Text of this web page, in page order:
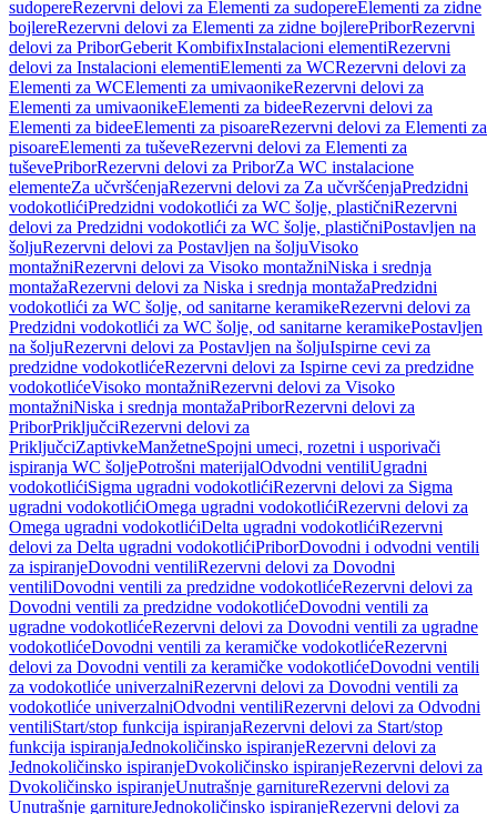
sudopereRezervni delovi za Elementi za sudopereElementi za zidne
bojlereRezervni delovi za Elementi za zidne bojlerePriborRezervni
delovi za PriborGeberit KombifixInstalacioni elementiRezervni
delovi za Instalacioni elementiElementi za WCRezervni delovi za
Elementi za WCElementi za umivaonikeRezervni delovi za
Elementi za umivaonikeElementi za bideeRezervni delovi za
Elementi za bideeElementi za pisoareRezervni delovi za Elementi za
pisoareElementi za tuševeRezervni delovi za Elementi za
tuševePriborRezervni delovi za PriborZa WC instalacione
elementeZa učvršćenjaRezervni delovi za Za učvršćenjaPredzidni
vodokotlićiPredzidni vodokotlići za WC šolje, plastičniRezervni
delovi za Predzidni vodokotlići za WC šolje, plastičniPostavljen na
šoljuRezervni delovi za Postavljen na šoljuVisoko
montažniRezervni delovi za Visoko montažniNiska i srednja
montažaRezervni delovi za Niska i srednja montažaPredzidni
vodokotlići za WC šolje, od sanitarne keramikeRezervni delovi za
Predzidni vodokotlići za WC šolje, od sanitarne keramikePostavljen
na šoljuRezervni delovi za Postavljen na šoljuIspirne cevi za
predzidne vodokotlićeRezervni delovi za Ispirne cevi za predzidne
vodokotlićeVisoko montažniRezervni delovi za Visoko
montažniNiska i srednja montažaPriborRezervni delovi za
PriborPriključciRezervni delovi za
PriključciZaptivkeManžetneSpojni umeci, rozetni i usporivači
ispiranja WC šoljePotrošni materijalOdvodni ventiliUgradni
vodokotlićiSigma ugradni vodokotlićiRezervni delovi za Sigma
ugradni vodokotlićiOmega ugradni vodokotlićiRezervni delovi za
Omega ugradni vodokotlićiDelta ugradni vodokotlićiRezervni
delovi za Delta ugradni vodokotlićiPriborDovodni i odvodni ventili
za ispiranjeDovodni ventiliRezervni delovi za Dovodni
ventiliDovodni ventili za predzidne vodokotlićeRezervni delovi za
Dovodni ventili za predzidne vodokotlićeDovodni ventili za
ugradne vodokotlićeRezervni delovi za Dovodni ventili za ugradne
vodokotlićeDovodni ventili za keramičke vodokotlićeRezervni
delovi za Dovodni ventili za keramičke vodokotlićeDovodni ventili
za vodokotliće univerzalniRezervni delovi za Dovodni ventili za
vodokotliće univerzalniOdvodni ventiliRezervni delovi za Odvodni
ventiliStart/stop funkcija ispiranjaRezervni delovi za Start/stop
funkcija ispiranjaJednokoličinsko ispiranjeRezervni delovi za
Jednokoličinsko ispiranjeDvokoličinsko ispiranjeRezervni delovi za
Dvokoličinsko ispiranjeUnutrašnje garnitureRezervni delovi za
Unutrašnje garnitureJednokoličinsko ispiranjeRezervni delovi za